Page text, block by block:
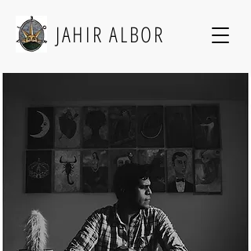
JAHIR ALBOR